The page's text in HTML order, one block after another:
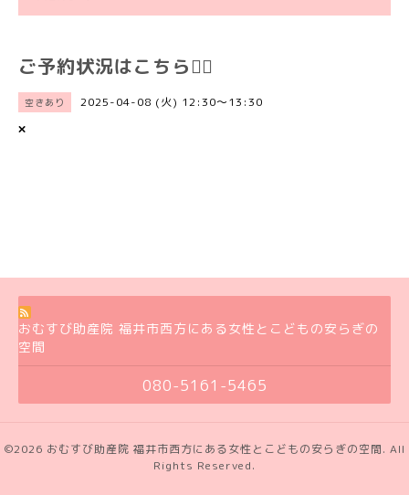
ご予約状況はこちら💁‍♀️
空きあり 2025-04-08 (火) 12:30～13:30
×
おむすび助産院 福井市西方にある女性とこどもの安らぎの
空間
080-5161-5465
©2026 おむすび助産院 福井市西方にある女性とこどもの安らぎの空間. All
Rights Reserved.